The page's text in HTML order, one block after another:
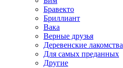
Бравекто
Бриллиант
Вака
Верные друзья
Деревенские лакомства
Для самых преданных
Другие